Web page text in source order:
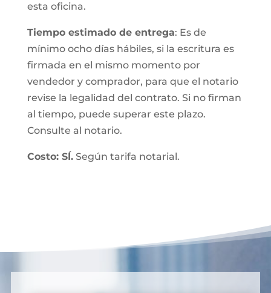
esta oficina.
Tiempo estimado de entrega: Es de
mínimo ocho días hábiles, si la escritura es
firmada en el mismo momento por
vendedor y comprador, para que el notario
revise la legalidad del contrato. Si no firman
al tiempo, puede superar este plazo.
Consulte al notario.
Costo: SÍ.Según tarifa notarial.